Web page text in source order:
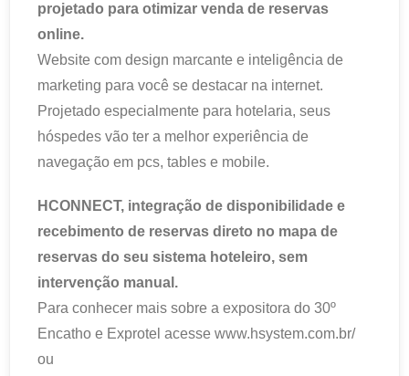
projetado para otimizar venda de reservas
online.
Website com design marcante e inteligência de
marketing para você se destacar na internet.
Projetado especialmente para hotelaria, seus
hóspedes vão ter a melhor experiência de
navegação em pcs, tables e mobile.
HCONNECT, integração de disponibilidade e
recebimento de reservas direto no mapa de
reservas do seu sistema hoteleiro, sem
intervenção manual.
Para conhecer mais sobre a expositora do 30º
Encatho e Exprotel acesse www.hsystem.com.br/
ou